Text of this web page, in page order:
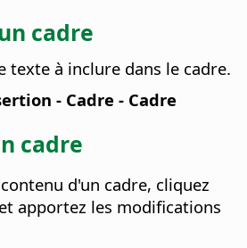
cadre
texte à inclure dans le cadre.
- Cadre - Cadre
cadre
d'un cadre, cliquez
apportez les modifications